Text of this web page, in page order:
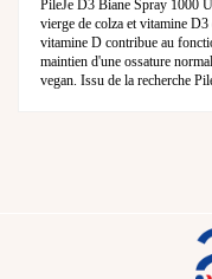
PileJe D3 Biane Spray 1000
vierge de colza et vitamine
vitamine D contribue au
maintien d'une ossature
vegan. Issu de la recherche